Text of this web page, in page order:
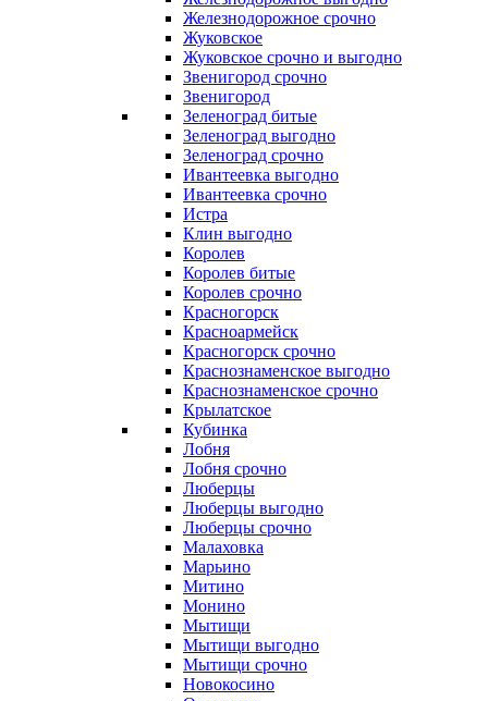
Железнодорожное срочно
Жуковское
Жуковское срочно и выгодно
Звенигород срочно
Звенигород
Зеленоград битые
Зеленоград выгодно
Зеленоград срочно
Ивантеевка выгодно
Ивантеевка срочно
Истра
Клин выгодно
Королев
Королев битые
Королев срочно
Красногорск
Красноармейск
Красногорск срочно
Краснознаменское выгодно
Краснознаменское срочно
Крылатское
Кубинка
Лобня
Лобня срочно
Люберцы
Люберцы выгодно
Люберцы срочно
Малаховка
Марьино
Митино
Монино
Мытищи
Мытищи выгодно
Мытищи срочно
Новокосино